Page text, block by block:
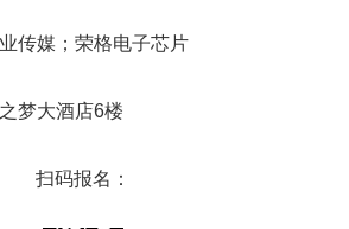
传媒；荣格电子芯片
梦大酒店6楼
扫码报名：